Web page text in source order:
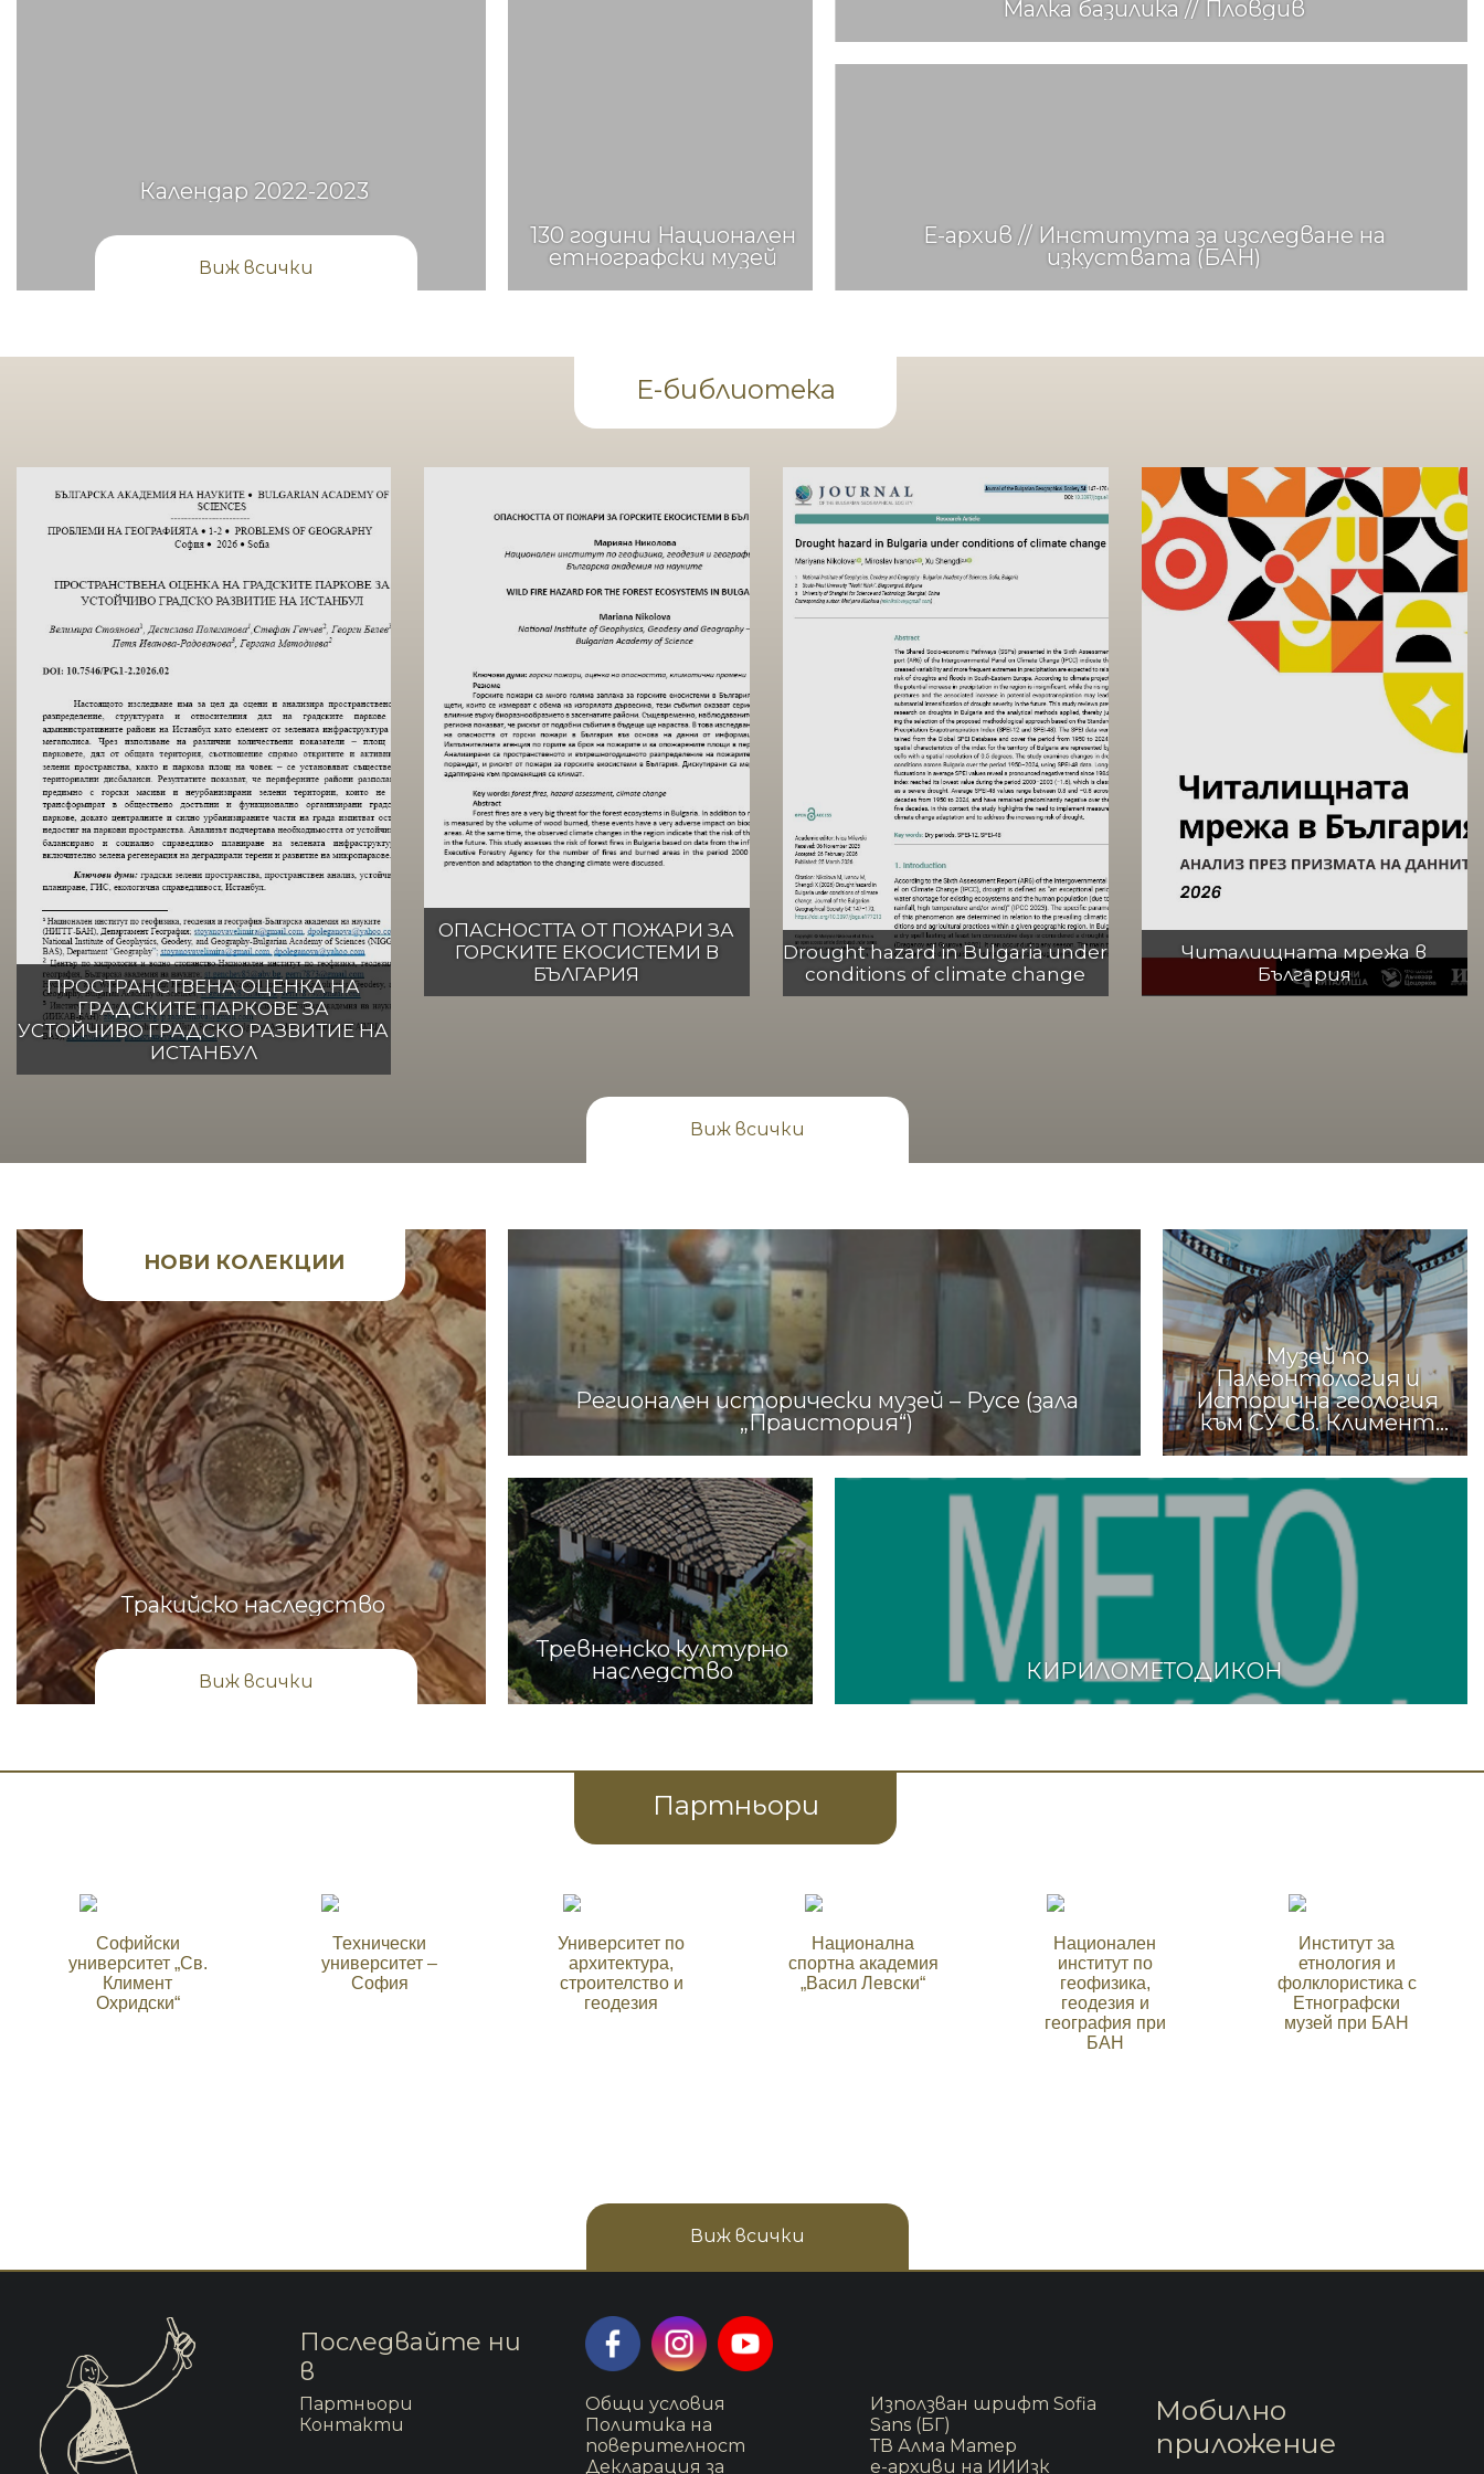
Календар 2022-2023
130 години Национален
етнографски музей
Малка базилика // Пловдив
Е-архив // Института за изследване на
изкуствата (БАН)
Виж всички
E-библиотека
ПРОСТРАНСТВЕНА ОЦЕНКА НА
ГРАДСКИТЕ ПАРКОВЕ ЗА
УСТОЙЧИВО ГРАДСКО РАЗВИТИЕ НА
ИСТАНБУЛ
ОПАСНОСТТА ОТ ПОЖАРИ ЗА
ГОРСКИТЕ ЕКОСИСТЕМИ В
БЪЛГАРИЯ
Drought hazard in Bulgaria under
conditions of climate change
Читалищната мрежа в
България
Виж всички
НОВИ КОЛЕКЦИИ
Тракийско наследство
Регионален исторически музей – Русе (зала
„Праистория“)
Музей по
Палеонтология и
Исторична геология
към СУ Св. Климент
Охридски
Тревненско културно
наследство
КИРИЛОМЕТОДИКОН
Виж всички
Партньори
Софийски
университет „Св.
Климент
Охридски“
Технически
университет –
София
Университет по
архитектура,
строителство и
геодезия
Национална
спортна академия
„Васил Левски“
Национален
институт по
геофизика,
геодезия и
география при
БАН
Институт за
етнология и
фолклористика с
Етнографски
музей при БАН
Виж всички
Последвайте ни
в
Партньори
Контакти
Общи условия
Политика на
поверителност
Декларация за
Използван шрифт Sofia
Sans (БГ)
ТВ Алма Матер
е-архиви на ИИИзк
Мобилно
приложение